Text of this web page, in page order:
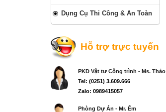
Dụng Cụ Thi Công & An Toàn
Hỗ trợ trực tuyến
PKD Vật tư Công trình - Ms. Thảo
Tel: (0251) 3.609.666
Zalo: 0989415057
Phòng Dự Án - Mr. Êm